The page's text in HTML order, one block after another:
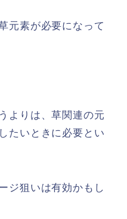
元素が必要になって
よりは、草関連の元
たいときに必要とい
ジ狙いは有効かもし